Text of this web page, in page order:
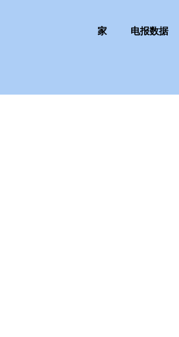
家 电报数据